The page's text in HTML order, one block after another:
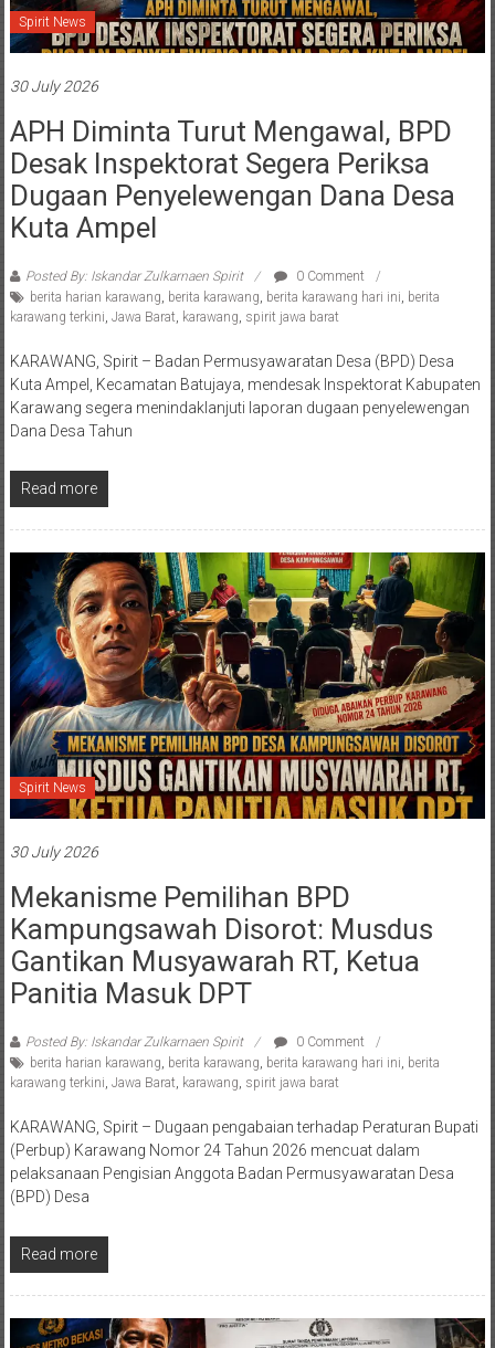
Spirit News
30 July 2026
APH Diminta Turut Mengawal, BPD
Desak Inspektorat Segera Periksa
Dugaan Penyelewengan Dana Desa
Kuta Ampel
Posted By: Iskandar Zulkarnaen Spirit
0 Comment
berita harian karawang, berita karawang, berita karawang hari ini, berita
karawang terkini, Jawa Barat, karawang, spirit jawa barat
KARAWANG, Spirit – Badan Permusyawaratan Desa (BPD) Desa
Kuta Ampel, Kecamatan Batujaya, mendesak Inspektorat Kabupaten
Karawang segera menindaklanjuti laporan dugaan penyelewengan
Dana Desa Tahun
Read more
Spirit News
30 July 2026
Mekanisme Pemilihan BPD
Kampungsawah Disorot: Musdus
Gantikan Musyawarah RT, Ketua
Panitia Masuk DPT
Posted By: Iskandar Zulkarnaen Spirit
0 Comment
berita harian karawang, berita karawang, berita karawang hari ini, berita
karawang terkini, Jawa Barat, karawang, spirit jawa barat
KARAWANG, Spirit – Dugaan pengabaian terhadap Peraturan Bupati
(Perbup) Karawang Nomor 24 Tahun 2026 mencuat dalam
pelaksanaan Pengisian Anggota Badan Permusyawaratan Desa
(BPD) Desa
Read more